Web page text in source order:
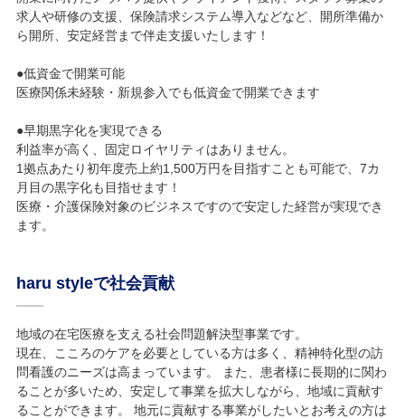
求人や研修の支援、保険請求システム導入などなど、開所準備か
ら開所、安定経営まで伴走支援いたします！
●低資金で開業可能
医療関係未経験・新規参入でも低資金で開業できます
●早期黒字化を実現できる
利益率が高く、固定ロイヤリティはありません。
1拠点あたり初年度売上約1,500万円を目指すことも可能で、7カ
月目の黒字化も目指せます！
医療・介護保険対象のビジネスですので安定した経営が実現でき
ます。
haru styleで社会貢献
地域の在宅医療を支える社会問題解決型事業です。
現在、こころのケアを必要としている方は多く、精神特化型の訪
問看護のニーズは高まっています。 また、患者様に長期的に関わ
ることが多いため、安定して事業を拡大しながら、地域に貢献す
ることができます。 地元に貢献する事業がしたいとお考えの方は